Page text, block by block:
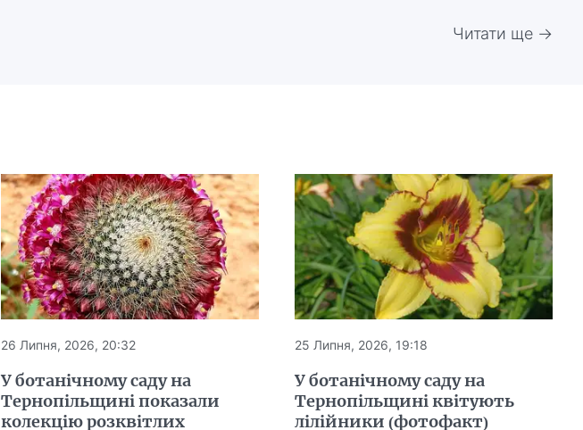
Читати ще →
26 Липня, 2026, 20:32
У ботанічному саду на
Тернопільщині показали
колекцію розквітлих
25 Липня, 2026, 19:18
У ботанічному саду на
Тернопільщині квітують
лілійники (фотофакт)